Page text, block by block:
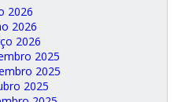
2026
2026
2026
2025
2025
2025